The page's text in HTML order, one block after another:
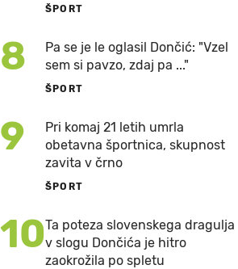
ŠPORT
8
Pa se je le oglasil Dončić: "Vzel
sem si pavzo, zdaj pa ..."
ŠPORT
9
Pri komaj 21 letih umrla
obetavna športnica, skupnost
zavita v črno
ŠPORT
10Ta poteza slovenskega dragulja
v slogu Dončića je hitro
zaokrožila po spletu